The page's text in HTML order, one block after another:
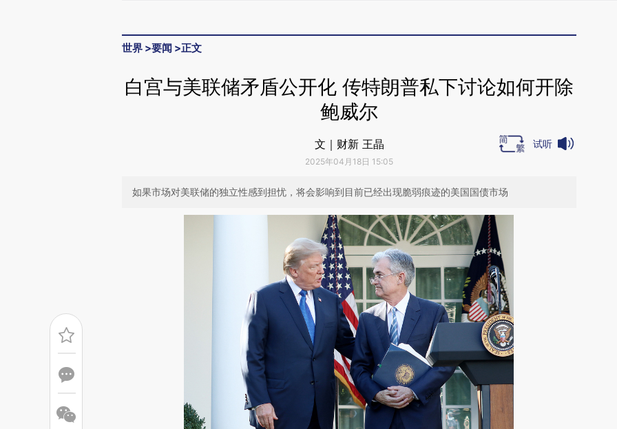
世界 >要闻 >正文
白宫与美联储矛盾公开化 传特朗普私下讨论如何开除
鲍威尔
文｜财新 王晶
2025年04月18日 15:05
试听
如果市场对美联储的独立性感到担忧，将会影响到目前已经出现脆弱痕迹的美国国债市场